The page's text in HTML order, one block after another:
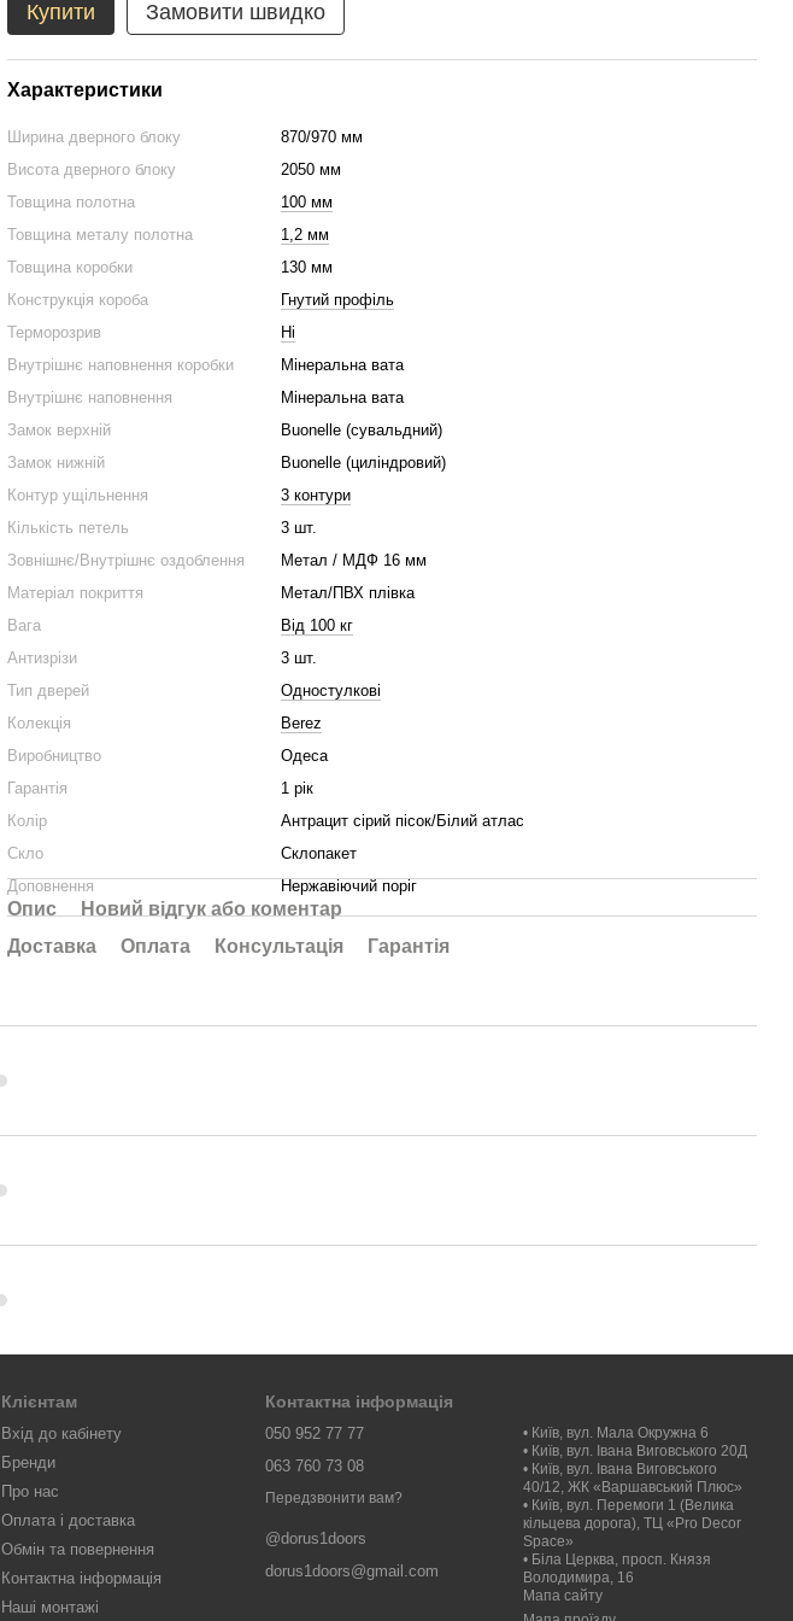
Купити Замовити швидко
Характеристики
Ширина дверного блоку
870/970 мм
Висота дверного блоку
2050 мм
Товщина полотна
100 мм
Товщина металу полотна
1,2 мм
Товщина коробки
130 мм
Конструкція короба
Гнутий профіль
Терморозрив
Ні
Внутрішнє наповнення коробки
Мінеральна вата
Внутрішнє наповнення
Мінеральна вата
Замок верхній
Buonelle (сувальдний)
Замок нижній
Buonelle (циліндровий)
Контур ущільнення
3 контури
Кількість петель
3 шт.
Зовнішнє/Внутрішнє оздоблення
Метал / МДФ 16 мм
Матеріал покриття
Метал/ПВХ плівка
Вага
Від 100 кг
Антизрізи
3 шт.
Тип дверей
Одностулкові
Колекція
Berez
Виробництво
Одеса
Гарантія
1 рік
Колір
Антрацит сірий пісок/Білий атлас
Скло
Склопакет
Доповнення
Нержавіючий поріг
Опис
Новий відгук або коментар
Доставка
Оплата Консультація Гарантія
Клієнтам
Вхід до кабінету
Бренди
Про нас
Оплата і доставка
Обмін та повернення
Контактна інформація
Наші монтажі
Контактна інформація
050 952 77 77
063 760 73 08
Передзвонити вам?
@dorus1doors
dorus1doors@gmail.com
• Київ, вул. Мала Окружна 6
• Київ, вул. Івана Виговського 20Д
• Київ, вул. Івана Виговського
40/12, ЖК «Варшавський Плюс»
• Київ, вул. Перемоги 1 (Велика
кільцева дорога), ТЦ «Pro Decor
Space»
• Біла Церква, просп. Князя
Володимира, 16
Мапа сайту